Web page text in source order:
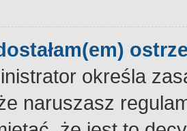
określa
naruszasz